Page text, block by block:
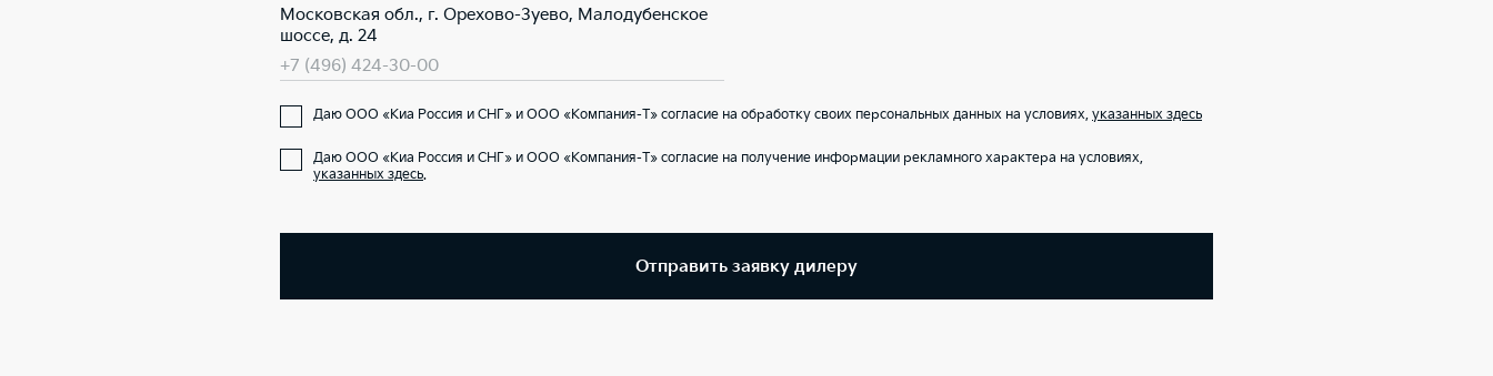
Московская обл., г. Орехово-Зуево, Малодубенское
шоссе, д. 24
+7 (496) 424-30-00
Даю ООО «Киа Россия и СНГ» и ООО «Компания-Т» согласие на обработку своих персональных данных на условиях, указанных здесь
Даю ООО «Киа Россия и СНГ» и ООО «Компания-Т» согласие на получение информации рекламного характера на условиях,
указанных здесь.
Отправить заявку дилеру